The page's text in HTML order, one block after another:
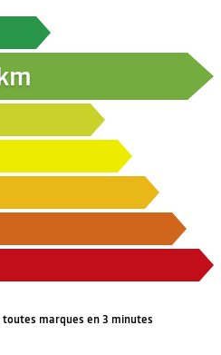
marques en 3 minutes